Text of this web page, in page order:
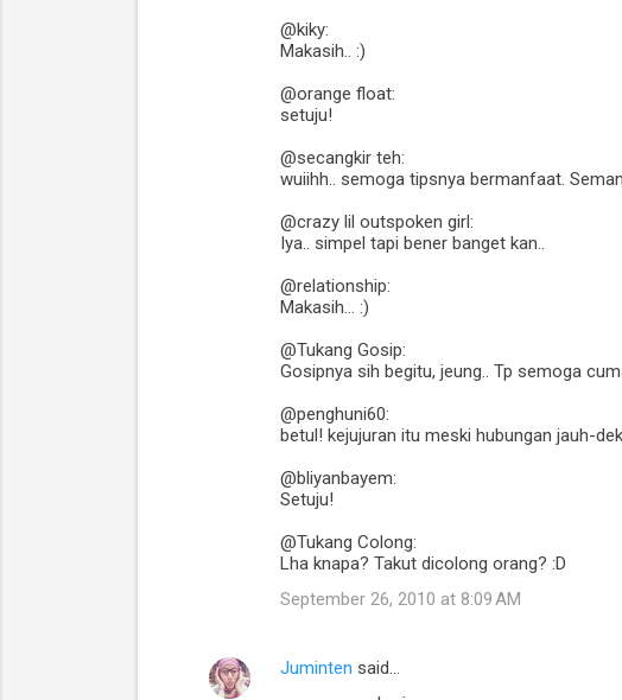
@kiky:
Makasih.. :)
@orange float:
setuju!
@secangkir teh:
wuiihh.. semoga tipsnya bermanfaat.
@crazy lil outspoken girl:
Iya.. simpel tapi bener banget kan..
@relationship:
Makasih... :)
@Tukang Gosip:
Gosipnya sih begitu, jeung.. Tp semoga
@penghuni60:
betul! kejujuran itu meski hubungan jauh-
@bliyanbayem:
Setuju!
@Tukang Colong:
Lha knapa? Takut dicolong orang? :D
September 26, 2010 at 8:09 AM
Juminten said…